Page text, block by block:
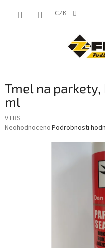
CZK
Tmel na
ml
VTBS
Průměrné
Neohodnoceno Podrobnosti